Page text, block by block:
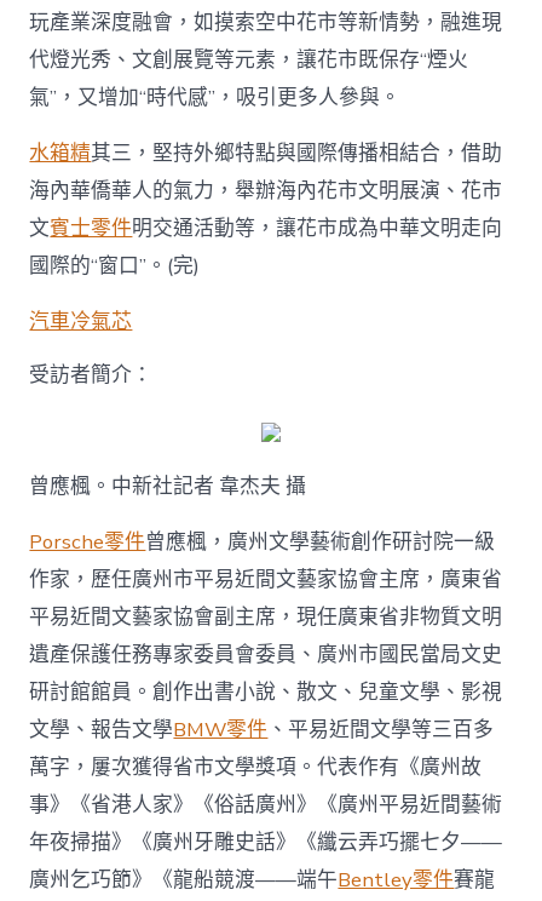
玩產業深度融會，如摸索空中花市等新情勢，融進現
代燈光秀、文創展覽等元素，讓花市既保存“煙火
氣”，又增加“時代感”，吸引更多人參與。
水箱精其三，堅持外鄉特點與國際傳播相結合，借助
海內華僑華人的氣力，舉辦海內花市文明展演、花市
文賓士零件明交通活動等，讓花市成為中華文明走向
國際的“窗口”。(完)
汽車冷氣芯
受訪者簡介：
曾應楓。中新社記者 韋杰夫 攝
Porsche零件曾應楓，廣州文學藝術創作研討院一級
作家，歷任廣州市平易近間文藝家協會主席，廣東省
平易近間文藝家協會副主席，現任廣東省非物質文明
遺產保護任務專家委員會委員、廣州市國民當局文史
研討館館員。創作出書小說、散文、兒童文學、影視
文學、報告文學BMW零件 、平易近間文學等三百多
萬字，屢次獲得省市文學獎項。代表作有《廣州故
事》《省港人家》《俗話廣州》《廣州平易近間藝術
年夜掃描》《廣州牙雕史話》《纖云弄巧擺七夕——
廣州乞巧節》《龍船競渡——端午Bentley零件賽龍